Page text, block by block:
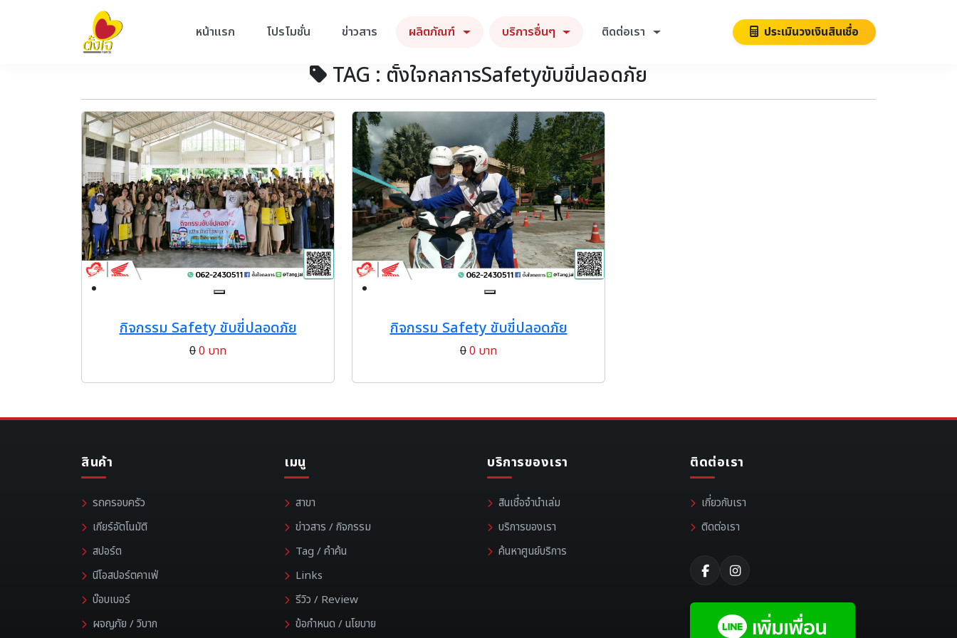
หน้าแรก โปรโมชั่น ข่าวสาร ผลิตภัณฑ์ บริการอื่นๆ ติดต่อเรา ประเมินวงเงินสินเชื่อ
TAG : ตั้งใจกลการSafetyขับขี่ปลอดภัย
กิจกรรม Safety ขับขี่ปลอดภัย
00 บาท
กิจกรรม Safety ขับขี่ปลอดภัย
00 บาท
สินค้า
รถครอบครัว
เกียร์อัตโนมัติ
สปอร์ต
นีโอสปอร์ตคาเฟ่
บ๊อบเบอร์
ผจญภัย / วิบาก
เมนู
สาขา
ข่าวสาร / กิจกรรม
Tag / คำค้น
Links
รีวิว / Review
ข้อกำหนด / นโยบาย
บริการของเรา
สินเชื่อจำนำเล่ม
บริการของเรา
ค้นหาศูนย์บริการ
ติดต่อเรา
เกี่ยวกับเรา
ติดต่อเรา